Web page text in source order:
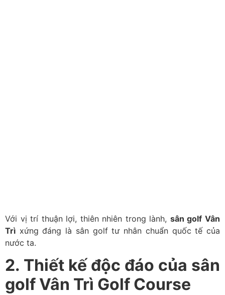
Với vị trí thuận lợi, thiên nhiên trong lành, sân golf Vân
Trì xứng đáng là sân golf tư nhân chuẩn quốc tế của
nước ta.
2. Thiết kế độc đáo của sân
golf Vân Trì Golf Course